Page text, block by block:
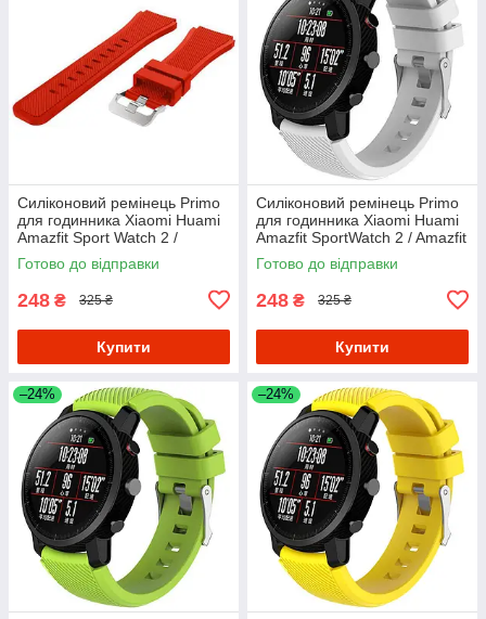
Силіконовий ремінець Primo
для годинника Xiaomi Huami
Amazfit Sport Watch 2 /
Amazfit Stratos - Red
Готово до відправки
248 ₴ 325 ₴
Купити
Силіконовий ремінець Primo
для годинника Xiaomi Huami
Amazfit SportWatch 2 / Amazfit
Stratos - White
Готово до відправки
248 ₴ 325 ₴
Купити
–24% –24%